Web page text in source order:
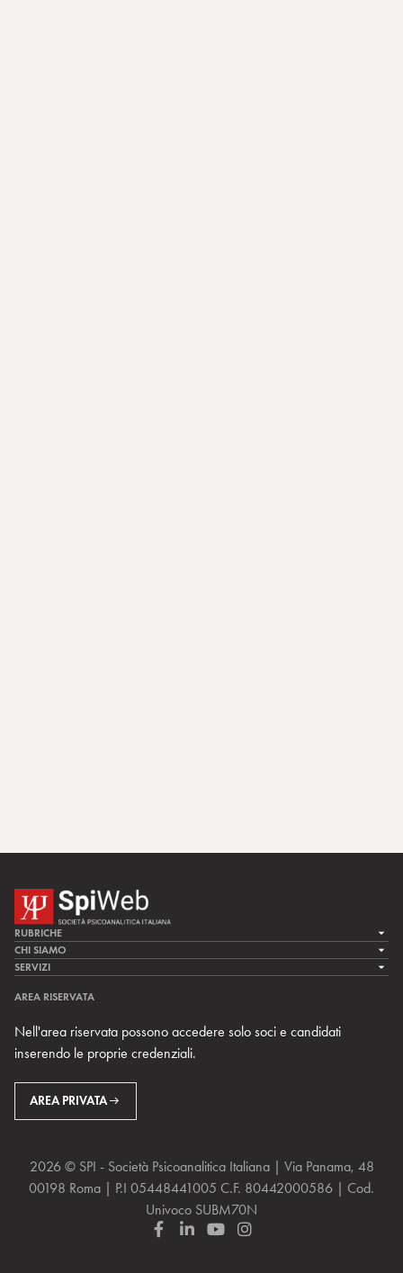
RUBRICHE
LA CURA
LA RICERCA
MULTIMEDIA
CHI SIAMO
LA SPI
TEAM DI SPIWEB
CONTATTI
RIVISTE
SERVIZI
ARCHIVIO STORICO
AREA RISERVATA
Nell'area riservata possono accedere solo soci e candidati
inserendo le proprie credenziali.
AREA PRIVATA
2026 © SPI - Società Psicoanalitica Italiana | Via Panama, 48
00198 Roma | P.I 05448441005 C.F. 80442000586 | Cod.
Univoco SUBM70N
F
L
Y
I